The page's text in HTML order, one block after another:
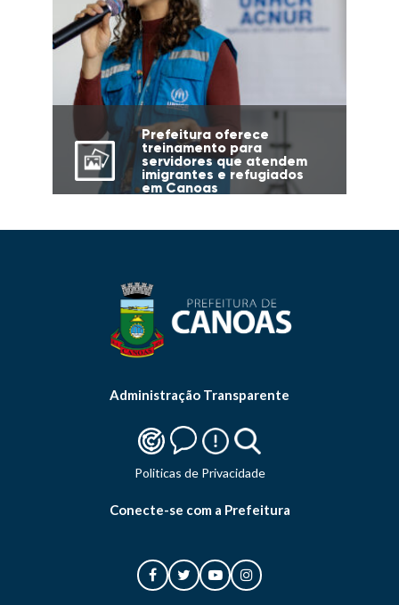
Prefeitura oferece
treinamento para
servidores que atendem
imigrantes e refugiados
em Canoas
Administração Transparente
Politicas de Privacidade
Conecte-se com a Prefeitura